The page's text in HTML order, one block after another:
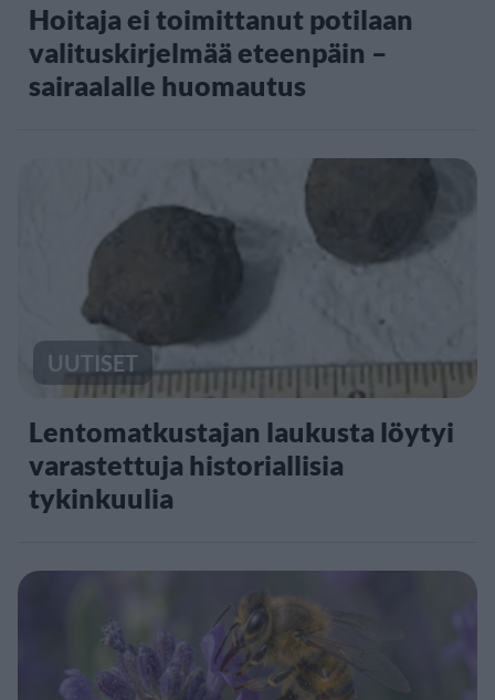
Hoitaja ei toimittanut potilaan
valituskirjelmää eteenpäin –
sairaalalle huomautus
UUTISET
Lentomatkustajan laukusta löytyi
varastettuja historiallisia
tykinkuulia